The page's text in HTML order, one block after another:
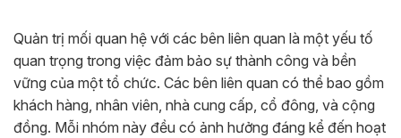
Quản trị mối quan hệ với các bên liên quan là một yếu tố
quan trọng trong việc đảm bảo sự thành công và bền
vững của một tổ chức. Các bên liên quan có thể bao gồm
khách hàng, nhân viên, nhà cung cấp, cổ đông, và cộng
đồng. Mỗi nhóm này đều có ảnh hưởng đáng kể đến hoạt